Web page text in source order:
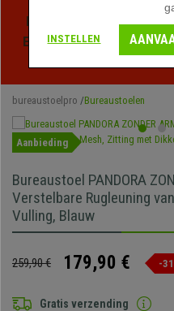
Profiteer van de
Exclusieve kortingen
bureaustoelpro Bureaustoelen
Aanbieding
Bureaustoel PANDORA
Verstelbare Rugleuning
Vulling, Blauw
259,90 € 179,90 € -
Gratis verzending
INSTELLEN